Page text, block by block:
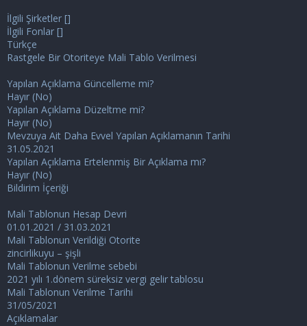
İlgili Şirketler []
İlgili Fonlar []
Türkçe
Rastgele Bir Otoriteye Mali Tablo Verilmesi
Yapılan Açıklama Güncelleme mi?
Hayır (No)
Yapılan Açıklama Düzeltme mi?
Hayır (No)
Mevzuya Ait Daha Evvel Yapılan Açıklamanın Tarihi
31.05.2021
Yapılan Açıklama Ertelenmiş Bir Açıklama mı?
Hayır (No)
Bildirim İçeriği
Mali Tablonun Hesap Devri
01.01.2021 / 31.03.2021
Mali Tablonun Verildiği Otorite
zincirlikuyu – şişli
Mali Tablonun Verilme sebebi
2021 yılı 1.dönem süreksiz vergi gelir tablosu
Mali Tablonun Verilme Tarihi
31/05/2021
Açıklamalar